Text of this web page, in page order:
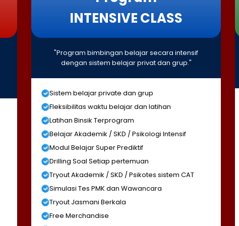
INTENSIVE CLASS
"Program bimbingan belajar secara intensif
dengan sistem belajar privat dan grup."
Sistem belajar private dan grup
Fleksibilitas waktu belajar dan latihan
Latihan Binsik Terprogram
Belajar Akademik / SKD / Psikologi Intensif
Modul Belajar Super Prediktif
Drilling Soal Setiap pertemuan
Tryout Akademik / SKD / Psikotes sistem CAT
Simulasi Tes PMK dan Wawancara
Tryout Jasmani Berkala
Free Merchandise